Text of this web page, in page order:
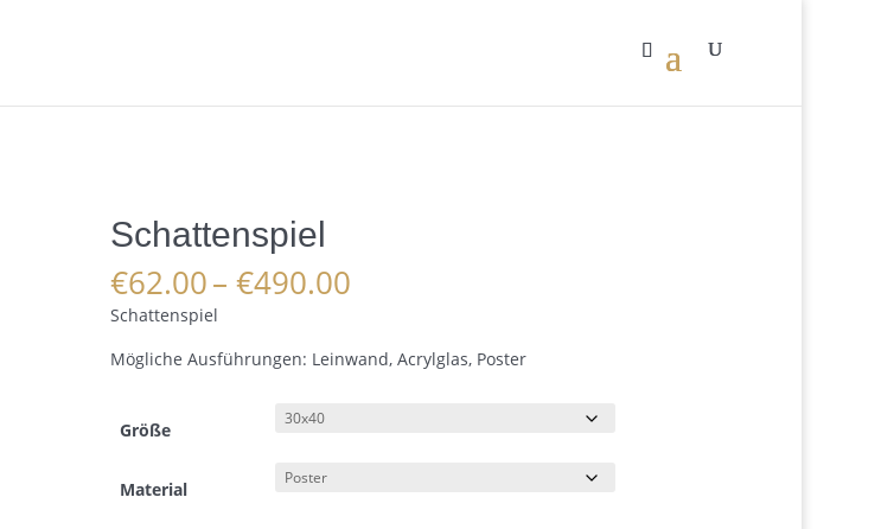
Schattenspiel
€62.00– €490.00Preisspanne:
€490.00
Schattenspiel
Mögliche Ausführungen: Leinwand, Acrylglas, Poster
Größe
Material